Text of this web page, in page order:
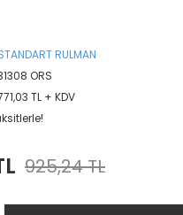
RULMAN
ORS
TL + KDV
925,24 TL